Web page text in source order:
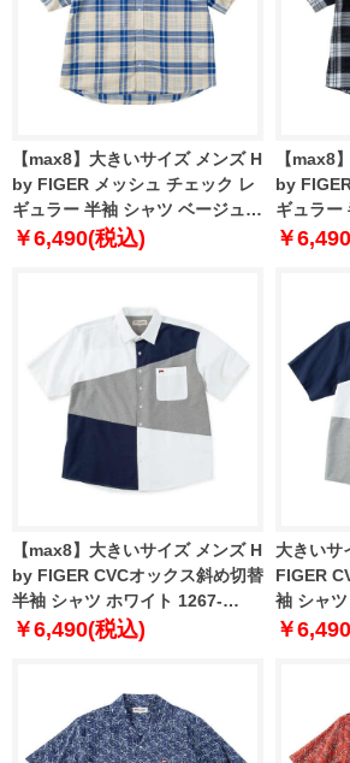
【max8】大きいサイズ メンズ H
by FIGER メッシュ チェック レ
ギュラー 半袖 シャツ ベージュ
1267-5200-1 3L 4L 5L 6L 8L
￥6,490(税込)
【max8
by
ギュラー
1267-
￥
【max8】大きいサイズ メンズ H
by FIGER CVCオックス斜め切替
半袖 シャツ ホワイト 1267-
5201-1 3L 4L 5L 6L 8L
￥6,490(税込)
大きいサ
FIGER
袖 シャ
3L 4L
￥